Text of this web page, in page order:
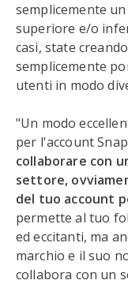
semplicemente
superiore e/o
casi, state
semplicemente
utenti in modo
"Un modo
per l'account
collaborare con
settore,
del tuo account
permette al tuo
ed eccitanti, ma
marchio e il suo
collabora con un